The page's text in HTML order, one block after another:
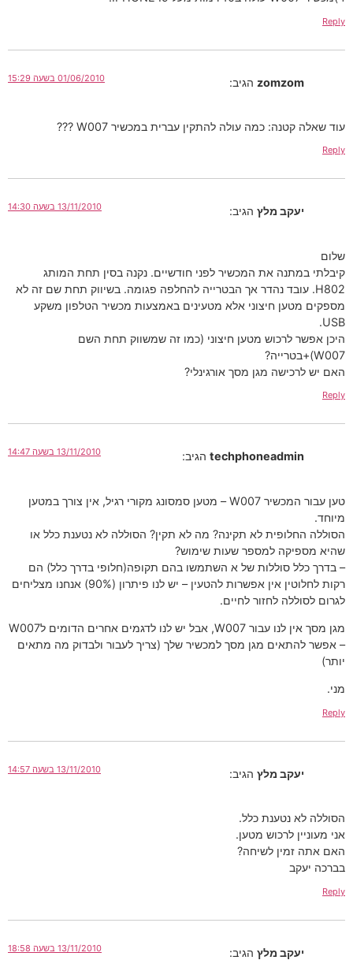
Reply
zomzom הגיב: 01/06/2010 בשעה 15:29
עוד שאלה קטנה: כמה עולה להתקין עברית במכשיר W007 ???
Reply
יעקב מלץ הגיב: 13/11/2010 בשעה 14:30
שלום
קיבלתי במתנה את המכשיר לפני חודשיים. נקנה בסין תחת המותג
H802. עובד נהדר אך הבטרייה להחלפה פגומה. בשיווק תחת שם זה לא
מספקים מטען חיצוני אלא מטעינים באמצעות מכשיר הטלפון משקע
USB.
היכן אפשר לרכוש מטען חיצוני (כמו זה שמשווק תחת השם
W007)+בטרייה?
האם יש לרכישה מגן מסך אורגינלי?
Reply
techphoneadmin הגיב: 13/11/2010 בשעה 14:47
טען עבור המכשיר W007 – מטען סמסונג מקורי רגיל, אין צורך במטען
מיוחד.
הסוללה החלופית לא תקינה? מה לא תקין? הסוללה לא נטענת כלל או
שהיא מספיקה למספר שעות שימוש?
– בדרך כלל סוללות של א השתמשו בהם תקופה(חלופי בדרך כלל) הם
רקות לחלוטין אין אפשרות להטעין – יש לנו פיתרון (90%) אנחנו מצליחים
לגרום לסוללה לחזור לחיים.
מגן מסך אין לנו עבור W007, אבל יש לנו לדגמים אחרים הדומים לW007
– אפשר להתאים מגן מסך למכשיר שלך (צריך לעבור ולבדוק מה מתאים
יותר)
מני.
Reply
יעקב מלץ הגיב: 13/11/2010 בשעה 14:57
הסוללה לא נטענת כלל.
אני מעוניין לרכוש מטען.
האם אתה זמין לשיחה?
בברכה יעקב
Reply
יעקב מלץ הגיב: 13/11/2010 בשעה 18:58